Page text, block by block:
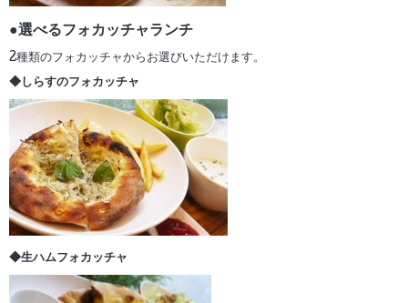
●選べるフォカッチャランチ
2種類のフォカッチャからお選びいただけます。
◆しらすのフォカッチャ
◆生ハムフォカッチャ